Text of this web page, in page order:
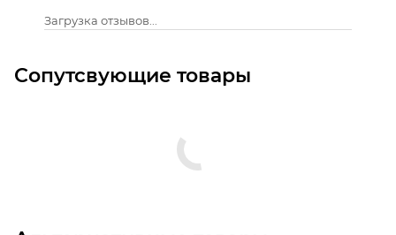
Загрузка отзывов...
Сопутсвующие товары